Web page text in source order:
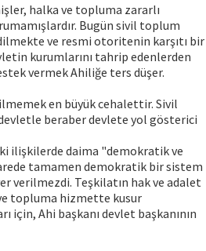
halka ve topluma zararlı
Bugün sivil toplum
ve resmi otoritenin karşıtı bir
kurumlarını tahrip edenlerden
vermek Ahiliğe ters düşer.
en büyük cehalettir. Sivil
beraber devlete yol gösterici
ilişkilerde daima "demokratik ve
tamamen demokratik bir sistem
verilmezdi. Teşkilatın hak ve adalet
topluma hizmette kusur
için, Ahi başkanı devlet başkanının